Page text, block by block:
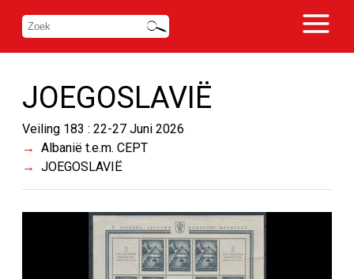
JOEGOSLAVIË
Veiling 183 : 22-27 Juni 2026
Albanië t.e.m. CEPT
JOEGOSLAVIË